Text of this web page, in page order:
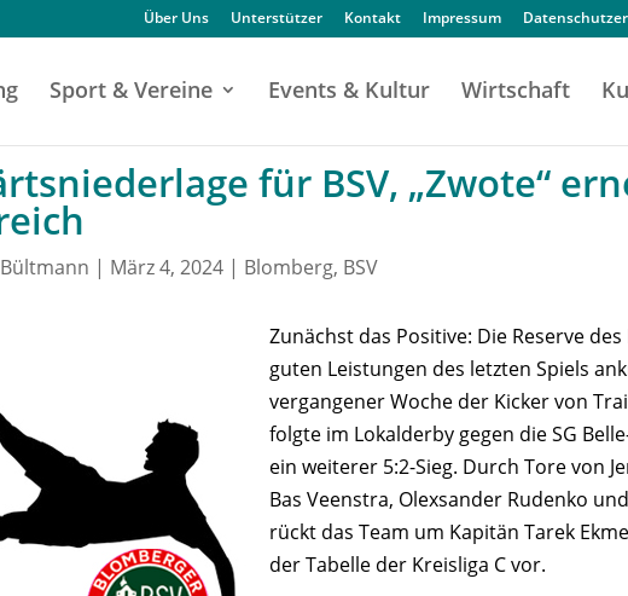
Über Uns Unterstützer Kontakt Impressum
Sport & Vereine Events & Kultur Wirtschaft
für BSV, „Zwote“
| März 4, 2024| Blomberg, BSV
Zunächst das Positive: Die Reserve
guten Leistungen des letzten Spiels
vergangener Woche der Kicker von
folgte im Lokalderby gegen die SG
ein weiterer 5:2-Sieg. Durch Tore von
Bas Veenstra, Olexsander Rudenko
rückt das Team um Kapitän Tarek
der Tabelle der Kreisliga C vor.